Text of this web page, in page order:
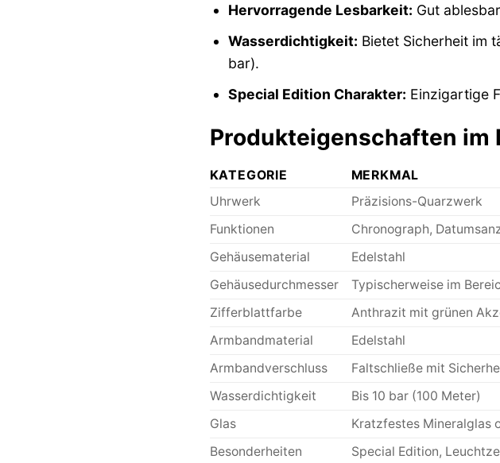
Hervorragende Lesbarkeit: Gut
Wasserdichtigkeit: Bietet Sicherheit im
bar).
Special Edition Charakter: Einzigartige
Produkteigenschaften im
KATEGORIE
MERKMAL
Uhrwerk
Präzisions-Quarzwerk
Funktionen
Chronograph,
Gehäusematerial
Edelstahl
Gehäusedurchmesser
Typischerweise im
Zifferblattfarbe
Anthrazit mit grünen
Armbandmaterial
Edelstahl
Armbandverschluss
Faltschließe mit
Wasserdichtigkeit
Bis 10 bar (100 Meter)
Glas
Kratzfestes Mineralglas
Besonderheiten
Special Edition,